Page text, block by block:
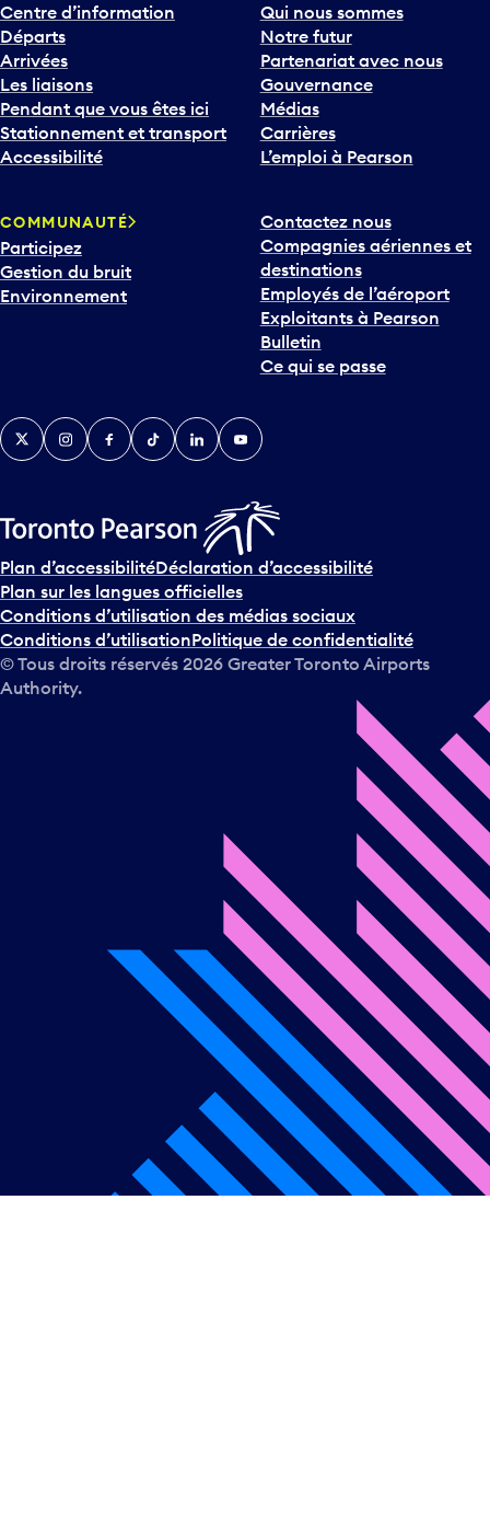
Centre d’information
Départs
Arrivées
Les liaisons
Pendant que vous êtes ici
Stationnement et transport
Accessibilité
Qui nous sommes
Notre futur
Partenariat avec nous
Gouvernance
Médias
Carrières
L’emploi à Pearson
COMMUNAUTÉ
Participez
Gestion du bruit
Environnement
Contactez nous
Compagnies aériennes et
destinations
Employés de l’aéroport
Exploitants à Pearson
Bulletin
Ce qui se passe
TwitterInstagramFacebook
TikTokLinkedInYouTube
Plan d’accessibilitéDéclaration d’accessibilité
Plan sur les langues officielles
Conditions d’utilisation des médias sociaux
Conditions d’utilisationPolitique de confidentialité
© Tous droits réservés 2026 Greater Toronto Airports
Authority.